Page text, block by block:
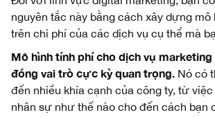
nguyên tắc này bằng cách xây dựng mô
trên chi phí của các dịch vụ cụ thể mà
Mô hình tính phí cho dịch vụ
đóng vai trò cực kỳ quan trọng. Nó có
đến nhiều khía cạnh của công ty, từ
nhân sự như thế nào cho đến cách bạn